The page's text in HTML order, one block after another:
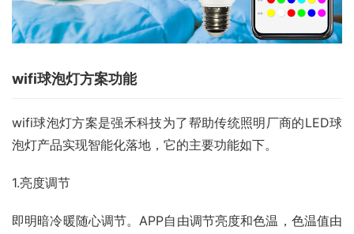
wifi球泡灯方案功能
wifi球泡灯方案是强禾科技为了帮助传统照明厂商的LED球
泡灯产品实现智能化落地，它的主要功能如下。
1.亮度调节
即明暗冷暖随心调节。APP自由调节亮度和色温，色温值由